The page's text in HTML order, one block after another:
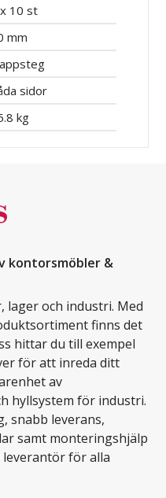
10 st
mm
sidor
kg
kontorsmöbler &
lager och industri. Med
finns det
hittar du till exempel
för att inreda ditt
av
hyllsystem för industri.
snabb leverans,
samt monteringshjälp
leverantör för alla